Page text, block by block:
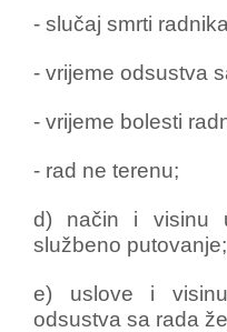
- slučaj smrti
- vrijeme odsustva
- vrijeme bolesti
- rad ne terenu;
d) način i visinu
službeno putovanje;
e) uslove i
odsustva sa rada